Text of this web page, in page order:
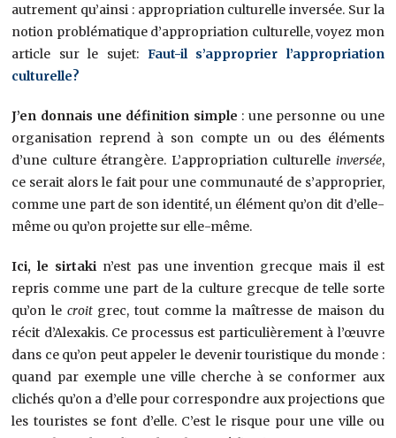
autrement qu’ainsi : appropriation culturelle inversée. Sur la
notion problématique d’appropriation culturelle, voyez mon
article sur le sujet: Faut-il s’approprier l’appropriation
culturelle?
J’en donnais une définition simple : une personne ou une
organisation reprend à son compte un ou des éléments
d’une culture étrangère. L’appropriation culturelle inversée,
ce serait alors le fait pour une communauté de s’approprier,
comme une part de son identité, un élément qu’on dit d’elle-
même ou qu’on projette sur elle-même.
Ici, le sirtaki n’est pas une invention grecque mais il est
repris comme une part de la culture grecque de telle sorte
qu’on le croitgrec, tout comme la maîtresse de maison du
récit d’Alexakis. Ce processus est particulièrement à l’œuvre
dans ce qu’on peut appeler le devenir touristique du monde :
quand par exemple une ville cherche à se conformer aux
clichés qu’on a d’elle pour correspondre aux projections que
les touristes se font d’elle. C’est le risque pour une ville ou